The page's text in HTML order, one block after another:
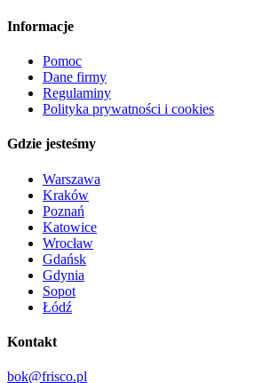
Informacje
Pomoc
Dane firmy
Regulaminy
Polityka prywatności i cookies
Gdzie jesteśmy
Warszawa
Kraków
Poznań
Katowice
Wrocław
Gdańsk
Gdynia
Sopot
Łódź
Kontakt
bok@frisco.pl